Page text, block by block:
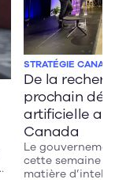
STRATÉGIE
De la
prochain défi
artificielle au
Canada
Le
cette semaine
matière